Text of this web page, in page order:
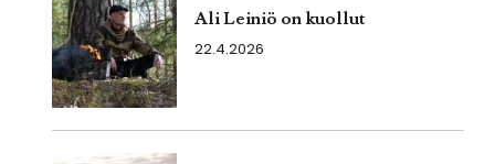
Ali Leiniö on kuollut
22.4.2026